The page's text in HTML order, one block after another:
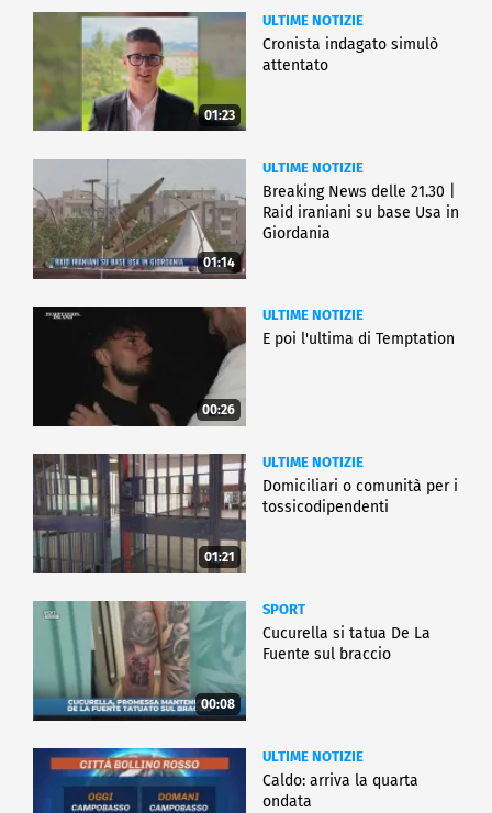
01:23
ULTIME NOTIZIE
Cronista indagato simulò
attentato
01:14
ULTIME NOTIZIE
Breaking News delle 21.30 |
Raid iraniani su base Usa in
Giordania
00:26
ULTIME NOTIZIE
E poi l'ultima di Temptation
01:21
ULTIME NOTIZIE
Domiciliari o comunità per i
tossicodipendenti
00:08
SPORT
Cucurella si tatua De La
Fuente sul braccio
ULTIME NOTIZIE
Caldo: arriva la quarta
ondata